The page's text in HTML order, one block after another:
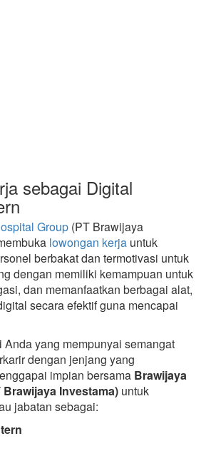
sebagai Digital
Group (PT Brawijaya
lowongan kerja untuk
berbakat dan termotivasi untuk
dengan memiliki kemampuan untuk
dan memanfaatkan berbagai alat,
secara efektif guna mencapai
Anda yang mempunyai semangat
dengan jenjang yang
impian bersama Brawijaya
Investama) untuk
jabatan sebagai: